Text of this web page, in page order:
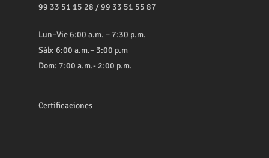
99 33 51 15 28 /99 33 51 55 87
Lun–Vie 6:00 a.m. – 7:30 p.m.
Sáb: 6:00 a.m.– 3:00 p.m
Dom: 7:00 a.m.- 2:00 p.m.
Certificaciones